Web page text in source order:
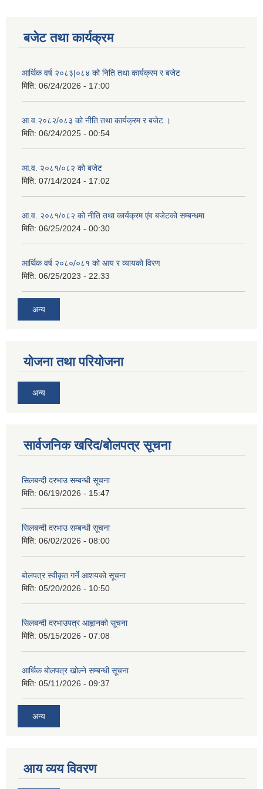
बजेट तथा कार्यक्रम
आर्थिक वर्ष २०८३|०८४ को निति तथा कार्यक्रम र बजेट
मिति: 06/24/2026 - 17:00
आ.व.२०८२/०८३ को नीति तथा कार्यक्रम र बजेट ।
मिति: 06/24/2025 - 00:54
आ.व. २०८१/०८२ को बजेट
मिति: 07/14/2024 - 17:02
आ.व. २०८१/०८२ को नीति तथा कार्यक्रम एंव बजेटको सम्बन्धमा
मिति: 06/25/2024 - 00:30
आर्थिक वर्ष २०८०/०८१ को आय र व्यायको विरण
मिति: 06/25/2023 - 22:33
अन्य
योजना तथा परियोजना
अन्य
सार्वजनिक खरिद/बोलपत्र सूचना
सिलबन्दी दरभाउ सम्बन्धी सूचना
मिति: 06/19/2026 - 15:47
सिलबन्दी दरभाउ सम्बन्धी सूचना
मिति: 06/02/2026 - 08:00
बोलपत्र स्वीकृत गर्ने आशयको सूचना
मिति: 05/20/2026 - 10:50
सिलबन्दी दरभाउपत्र आह्वानको सूचना
मिति: 05/15/2026 - 07:08
आर्थिक बोलपत्र खोल्ने सम्बन्धी सूचना
मिति: 05/11/2026 - 09:37
अन्य
आय व्यय विवरण